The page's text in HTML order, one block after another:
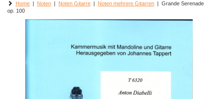
Home | Noten | Noten Gitarre | Noten mehrere Gitarren | Grande Serenade
op. 100